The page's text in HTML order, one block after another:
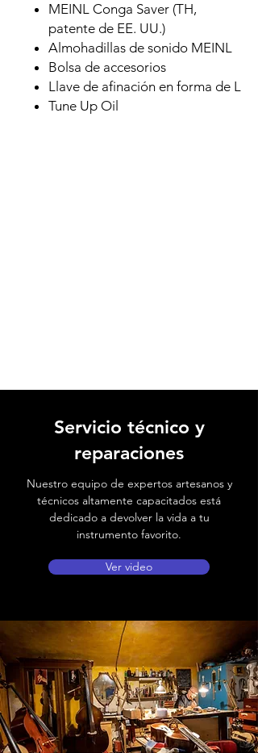
MEINL Conga Saver (TH,
patente de EE. UU.)
Almohadillas de sonido MEINL
Bolsa de accesorios
Llave de afinación en forma de L
Tune Up Oil
Servicio técnico y
reparaciones
Nuestro equipo de expertos artesanos y
técnicos altamente capacitados está
dedicado a devolver la vida a tu
instrumento favorito.
Ver video